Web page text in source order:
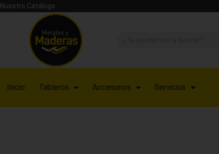
Nuestro Catálogo
Inicio Tableros Accesorios Servicios